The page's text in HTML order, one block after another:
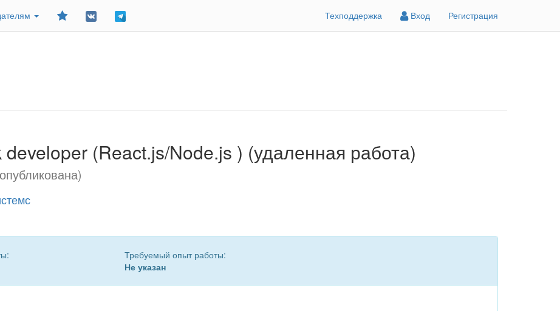
Добавить
Техподдержка Вход Регистрация
developer (React.js/Node.js ) (удаленная работа)
Требуемый опыт работы:
Не указан